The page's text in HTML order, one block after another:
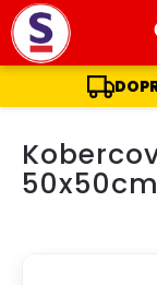
obsah